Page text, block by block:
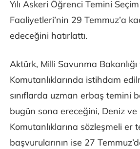
Yılı Askeri Öğrenci Temini
Faaliyetleri’nin 29 Temmuz’a
edeceğini hatırlattı.
Aktürk, Milli Savunma
Komutanlıklarında istihdam
sınıflarda uzman erbaş temini
bugün sona ereceğini, Deniz
Komutanlıklarına sözleşmeli er
başvurularının ise 27